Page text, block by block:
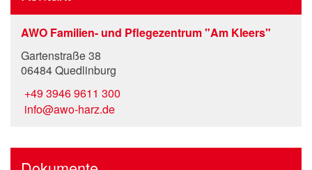
AWO Familien- und Pflegezentrum "Am Kleers"
Gartenstraße 38
06484 Quedlinburg
+49 3946 9611 300
info@awo-harz.de